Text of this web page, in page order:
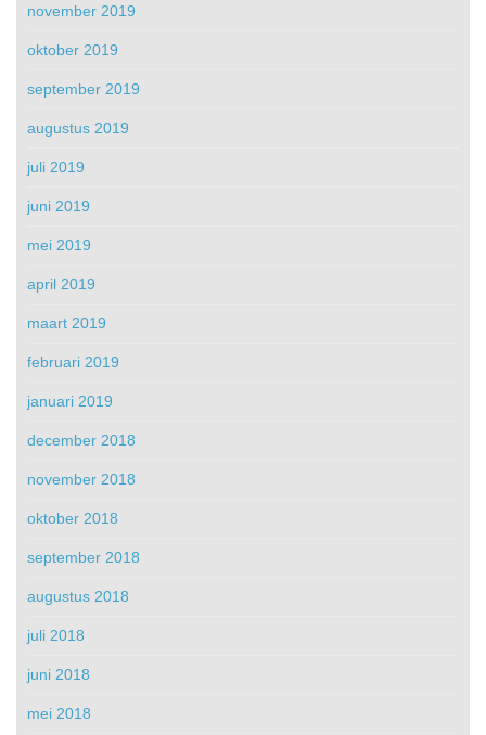
november 2019
oktober 2019
september 2019
augustus 2019
juli 2019
juni 2019
mei 2019
april 2019
maart 2019
februari 2019
januari 2019
december 2018
november 2018
oktober 2018
september 2018
augustus 2018
juli 2018
juni 2018
mei 2018